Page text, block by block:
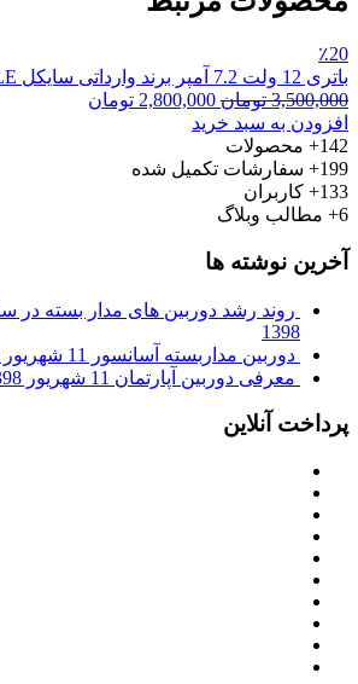
٪20
باتری 12 ولت 7.2 آمپر برند وارداتی سایکل CYCLE(تایلند-چین)
3,500,000 تومان 2,800,000 تومان
افزودن به سبد خرید
142+
محصولات
199+
سفارشات تکمیل شده
133+
کاربران
6+
مطالب وبلاگ
آخرین نوشته ها
روند رشد دوربین های مدار بسته در سال
1398
دوربین مداربسته آسانسور
11 شهریور 1398
معرفی دوربین آپارتمان 11 شهریور 1398
پرداخت آنلاین